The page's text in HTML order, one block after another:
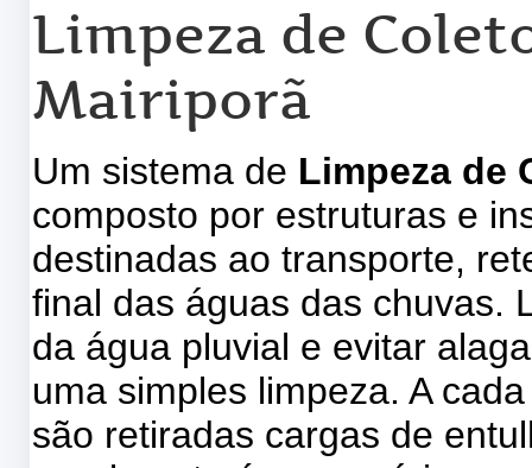
Limpeza de
Mairiporã
Um sistema de Limpeza de
composto por estruturas e
destinadas ao transporte,
final das águas das chuvas.
da água pluvial e evitar
uma simples limpeza. A
são retiradas cargas de